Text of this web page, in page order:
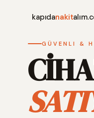
kapıdanakit
GÜVENLI &